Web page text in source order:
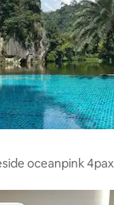
oceanpink 4pax